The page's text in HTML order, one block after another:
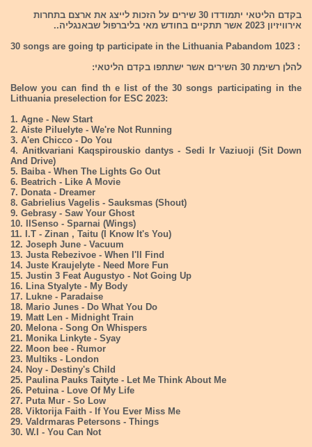
בקדם הליטאי יתמודדו 30 שירים על הזכות לייצג את ארצם בתחרות
אירוויזיון 2023 אשר תתקיים בחודש מאי בליברפול שבאנגליה..
30 songs are going tp participate in the Lithuania Pabandom 1023 :
להלן רשימת 30 השירים אשר ישתתפו בקדם הליטאי:
Below you can find th e list of the 30 songs participating in the
Lithuania preselection for ESC 2023:
1. Agne - New Start
2. Aiste Piluelyte - We're Not Running
3. A'en Chicco - Do You
4. Anitkvariani Kaqspirouskio dantys - Sedi Ir Vaziuoji (Sit Down
And Drive)
5. Baiba - When The Lights Go Out
6. Beatrich - Like A Movie
7. Donata - Dreamer
8. Gabrielius Vagelis - Sauksmas (Shout)
9. Gebrasy - Saw Your Ghost
10. IlSenso - Sparnai (Wings)
11. I.T - Zinan , Taitu (I Know It's You)
12. Joseph June - Vacuum
13. Justa Rebezivoe - When I'll Find
14. Juste Kraujelyte - Need More Fun
15. Justin 3 Feat Augustyo - Not Going Up
16. Lina Styalyte - My Body
17. Lukne - Paradaise
18. Mario Junes - Do What You Do
19. Matt Len - Midnight Train
20. Melona - Song On Whispers
21. Monika Linkyte - Syay
22. Moon bee - Rumor
23. Multiks - London
24. Noy - Destiny's Child
25. Paulina Pauks Taityte - Let Me Think About Me
26. Petuina - Love Of My Life
27. Puta Mur - So Low
28. Viktorija Faith - If You Ever Miss Me
29. Valdrmaras Petersons - Things
30. W.I - You Can Not